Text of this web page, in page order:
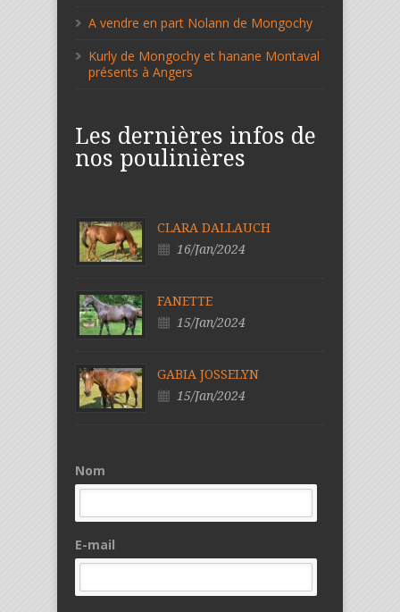
A vendre en part Nolann de Mongochy
Kurly de Mongochy et hanane Montaval
présents à Angers
Les dernières infos de
nos poulinières
CLARA DALLAUCH
16/Jan/2024
FANETTE
15/Jan/2024
GABIA JOSSELYN
15/Jan/2024
Nom
E-mail